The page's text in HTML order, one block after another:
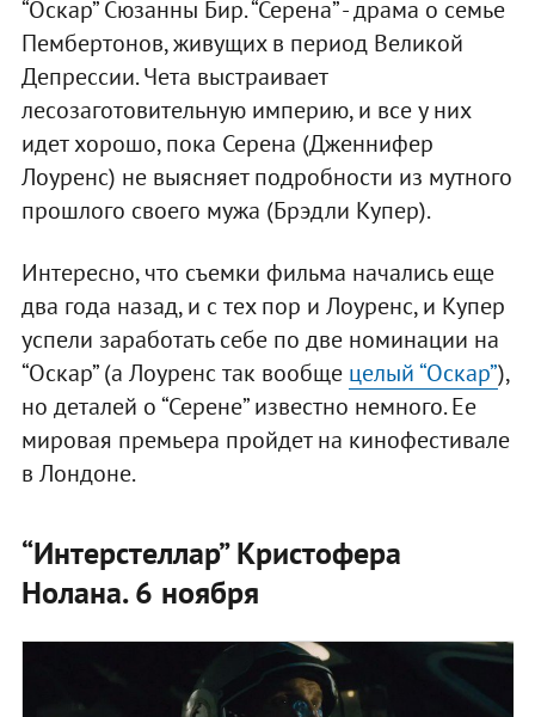
“Оскар” Сюзанны Бир. “Серена” - драма о семье
Пембертонов, живущих в период Великой
Депрессии. Чета выстраивает
лесозаготовительную империю, и все у них
идет хорошо, пока Серена (Дженнифер
Лоуренс) не выясняет подробности из мутного
прошлого своего мужа (Брэдли Купер).
Интересно, что съемки фильма начались еще
два года назад, и с тех пор и Лоуренс, и Купер
успели заработать себе по две номинации на
“Оскар” (а Лоуренс так вообще целый “Оскар”),
но деталей о “Серене” известно немного. Ее
мировая премьера пройдет на кинофестивале
в Лондоне.
“Интерстеллар” Кристофера
Нолана. 6 ноября